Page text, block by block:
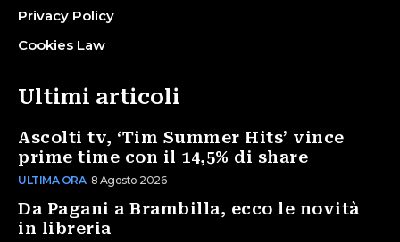
Privacy Policy
Cookies Law
Ultimi articoli
Ascolti tv, ‘Tim Summer Hits’ vince
prime time con il 14,5% di share
ULTIMA ORA 8 Agosto 2026
Da Pagani a Brambilla, ecco le novità
in libreria